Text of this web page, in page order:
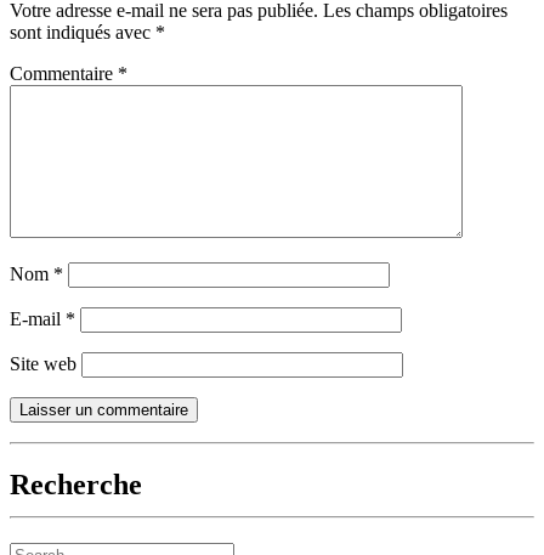
Votre adresse e-mail ne sera pas publiée. Les champs obligatoires
sont indiqués avec *
Commentaire *
Nom *
E-mail *
Site web
Recherche